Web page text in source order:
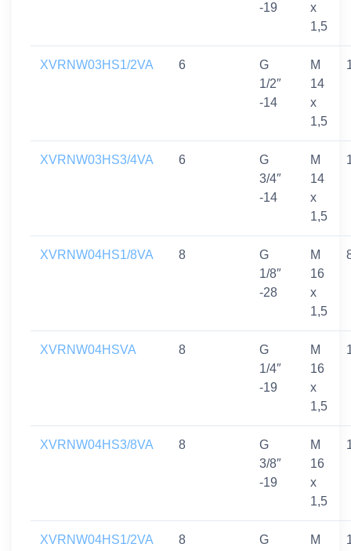
-19
x
1,5
XVRNW03HS1/2VA 6
G
1/2″
-14
M
14
x
1,5
XVRNW03HS3/4VA 6
G
3/4″
-14
M
14
x
1,5
XVRNW04HS1/8VA 8
G
1/8″
-28
M
16
x
1,5
XVRNW04HSVA 8
G
1/4″
-19
M
16
x
1,5
XVRNW04HS3/8VA 8
G
3/8″
-19
M
16
x
1,5
XVRNW04HS1/2VA 8
G
M